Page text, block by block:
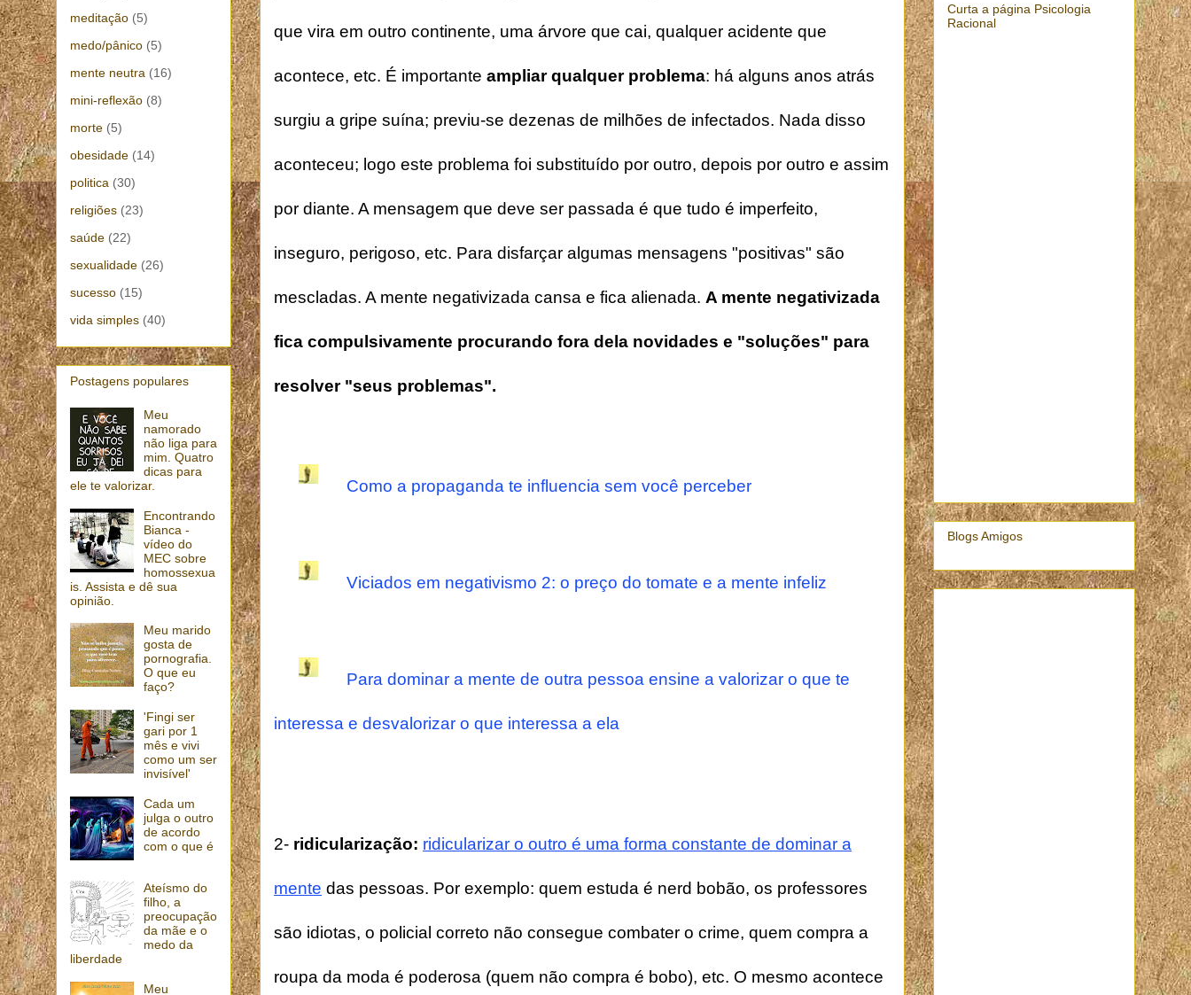
que vira em outro continente, uma árvore que cai, qualquer acidente que
acontece, etc. É importante ampliar qualquer problema: há alguns anos atrás
surgiu a gripe suína; previu-se dezenas de milhões de infectados. Nada disso
aconteceu; logo este problema foi substituído por outro, depois por outro e assim
por diante. A mensagem que deve ser passada é que tudo é imperfeito,
inseguro, perigoso, etc. Para disfarçar algumas mensagens "positivas" são
mescladas. A mente negativizada cansa e fica alienada. A mente negativizada
fica compulsivamente procurando fora dela novidades e "soluções" para
resolver "seus problemas".
Como a propaganda te influencia sem você perceber
Viciados em negativismo 2: o preço do tomate e a mente infeliz
Para dominar a mente de outra pessoa ensine a valorizar o que te
interessa e desvalorizar o que interessa a ela
2- ridicularização: ridicularizar o outro é uma forma constante de dominar a
mente das pessoas. Por exemplo: quem estuda é nerd bobão, os professores
são idiotas, o policial correto não consegue combater o crime, quem compra a
roupa da moda é poderosa (quem não compra é bobo), etc. O mesmo acontece
meditação (5)
medo/pânico (5)
mente neutra (16)
mini-reflexão (8)
morte (5)
obesidade (14)
politica (30)
religiões (23)
saúde (22)
sexualidade (26)
sucesso (15)
vida simples (40)
Postagens populares
Meu
namorado
não liga para
mim. Quatro
dicas para
ele te valorizar.
Encontrando
Bianca -
vídeo do
MEC sobre
homossexua
is. Assista e dê sua
opinião.
Meu marido
gosta de
pornografia.
O que eu
faço?
'Fingi ser
gari por 1
mês e vivi
como um ser
invisível'
Cada um
julga o outro
de acordo
com o que é
Ateísmo do
filho, a
preocupação
da mãe e o
medo da
liberdade
Meu
Curta a página Psicologia
Racional
Blogs Amigos